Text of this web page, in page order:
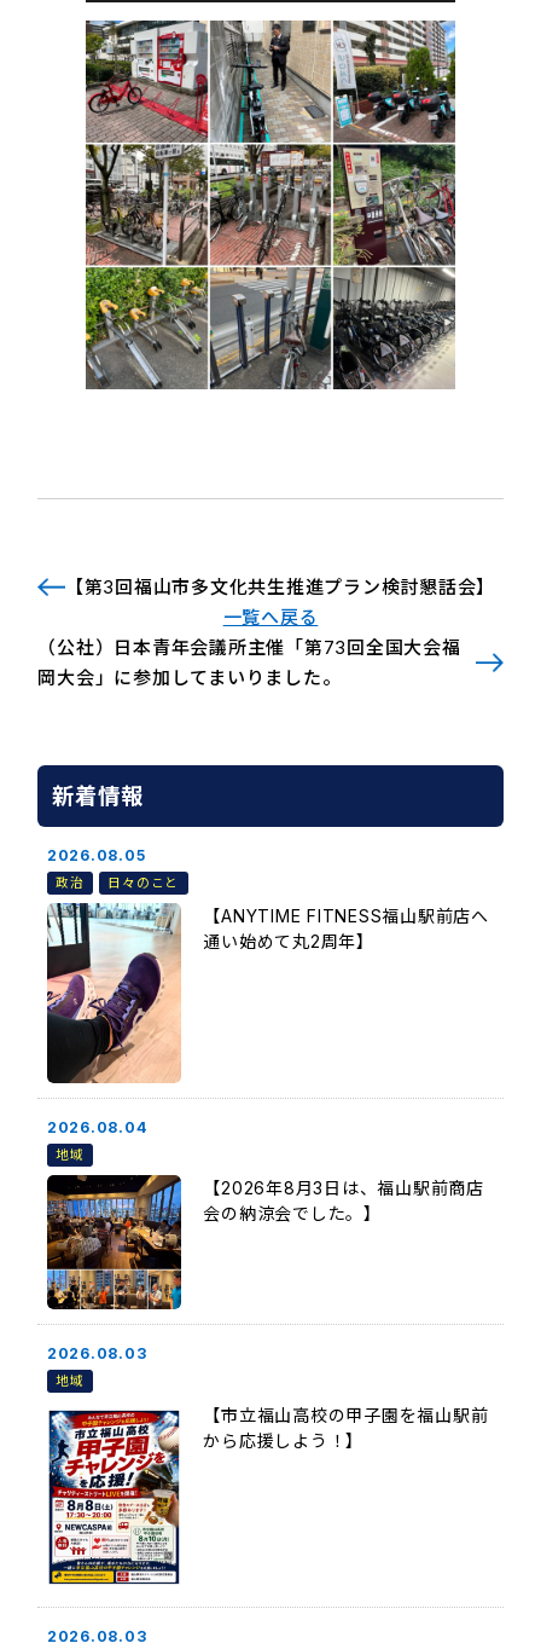
【第3回福山市多文化共生推進プラン検討懇話会】
一覧へ戻る
（公社）日本青年会議所主催「第73回全国大会福
岡大会」に参加してまいりました。
新着情報
2026.08.05
政治 日々のこと
【ANYTIME FITNESS福山駅前店へ
通い始めて丸2周年】
2026.08.04
地域
【2026年8月3日は、福山駅前商店
会の納涼会でした。】
2026.08.03
地域
【市立福山高校の甲子園を福山駅前
から応援しよう！】
2026.08.03